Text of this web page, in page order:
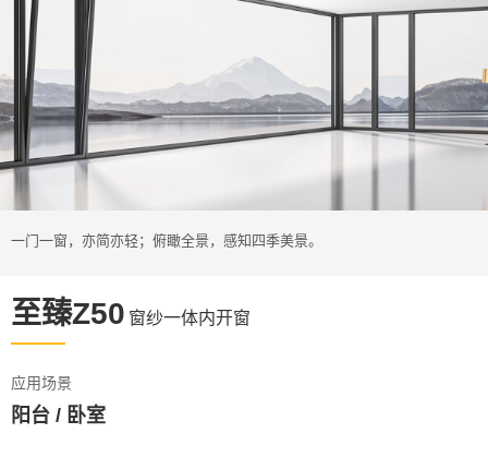
一门一窗，亦简亦轻；俯瞰全景，感知四季美景。
至臻Z50 窗纱一体内开窗
应用场景
阳台 / 卧室